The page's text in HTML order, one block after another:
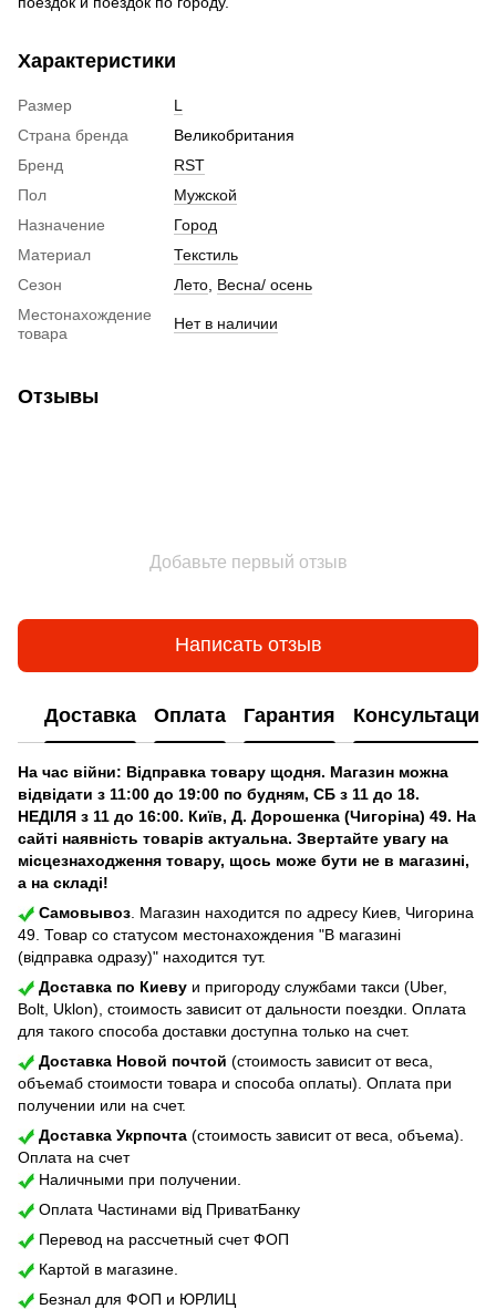
Характеристики
Размер
L
Страна бренда
Великобритания
Бренд
RST
Пол
Мужской
Назначение
Город
Материал
Текстиль
Сезон
Лето Весна/ осень
Местонахождение
товара
Нет в наличии
Отзывы
Добавьте первый отзыв
Написать отзыв
Доставка Оплата Гарантия Консультация
На час війни: Відправка товару щодня. Магазин можна
відвідати з 11:00 до 19:00 по будням, СБ з 11 до 18.
НЕДІЛЯ з 11 до 16:00. Київ, Д. Дорошенка (Чигоріна) 49. На
сайті наявність товарів актуальна. Звертайте увагу на
місцезнаходження товару, щось може бути не в магазині,
а на складі!
Самовывоз . Магазин находится по адресу Киев, Чигорина
49. Товар со статусом местонахождения "В магазині
(відправка одразу)" находится тут.
Доставка по Киеву и пригороду службами такси (Uber,
Bolt, Uklon), стоимость зависит от дальности поездки. Оплата
для такого способа доставки доступна только на счет.
Доставка Новой почтой (стоимость зависит от веса,
объемаб стоимости товара и способа оплаты). Оплата при
получении или на счет.
Доставка Укрпочта (стоимость зависит от веса, объема).
Оплата на счет
Наличными при получении.
Оплата Частинами від ПриватБанку
Перевод на рассчетный счет ФОП
Картой в магазине.
Безнал для ФОП и ЮРЛИЦ